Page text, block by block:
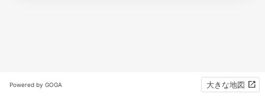
Powered by GOGA 大きな地図